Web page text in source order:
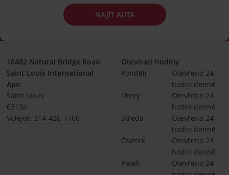
NAJÍT AUTA
10482 Natural Bridge Road
Saint Louis International
Apo
Saint Louis
63134
Volejte: 314-426-7766
Otevírací hodiny
Pondělí
Otevřeno 24
hodin denně
Úterý
Otevřeno 24
hodin denně
Středa
Otevřeno 24
hodin denně
Čtvrtek
Otevřeno 24
hodin denně
Pátek
Otevřeno 24